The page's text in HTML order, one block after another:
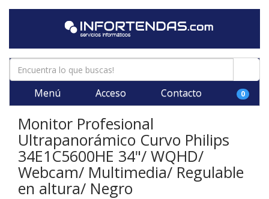
Menú Acceso Contacto 0
Monitor Profesional
Ultrapanorámico Curvo Philips
34E1C5600HE 34"/ WQHD/
Webcam/ Multimedia/ Regulable
en altura/ Negro